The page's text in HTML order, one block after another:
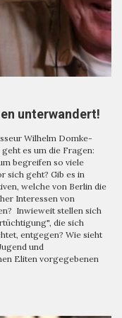
unterwandert!
Wilhelm Domke-
es um die Fragen:
begreifen so viele
sich geht? Gib es in
welche von Berlin die
Interessen von
Inwieweit stellen sich
die sich
entgegen? Wie sieht
und
Eliten vorgegebenen